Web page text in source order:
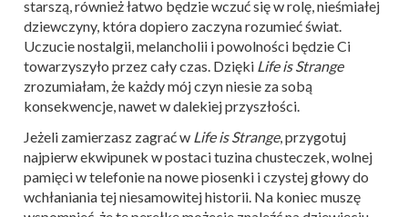
starszą, również łatwo będzie wczuć się w rolę, nieśmiałej
dziewczyny, która dopiero zaczyna rozumieć świat.
Uczucie nostalgii, melancholii i powolności będzie Ci
towarzyszyło przez cały czas. Dzięki Life is Strange
zrozumiałam, że każdy mój czyn niesie za sobą
konsekwencje, nawet w dalekiej przyszłości.
Jeżeli zamierzasz zagrać w Life is Strange, przygotuj
najpierw ekwipunek w postaci tuzina chusteczek, wolnej
pamięci w telefonie na nowe piosenki i czystej głowy do
wchłaniania tej niesamowitej historii. Na koniec muszę